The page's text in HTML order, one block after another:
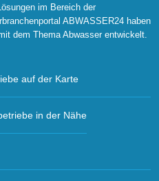
im Bereich der
ABWASSER24 haben
dem Thema Abwasser entwickelt.
auf der Karte
in der Nähe